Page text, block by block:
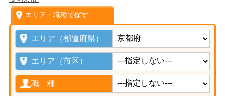
エリア・職種で探す
エリア（都道府県）
エリア（市区）
職 種